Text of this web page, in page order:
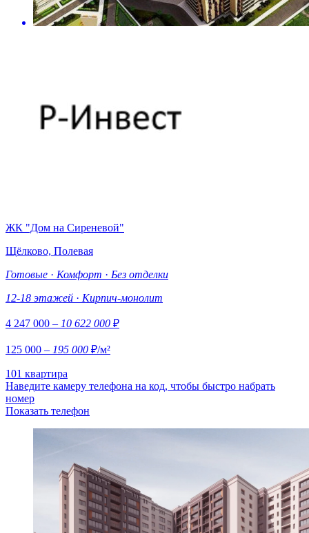
ЖК "Дом на Сиреневой"
Щёлково, Полевая
Готовые · Комфорт · Без отделки
12-18 этажей · Кирпич-монолит
4 247 000 – 10 622 000 ₽
125 000 – 195 000 ₽/м²
101 квартира
Наведите камеру телефона на код, чтобы быстро набрать
номер
Показать телефон